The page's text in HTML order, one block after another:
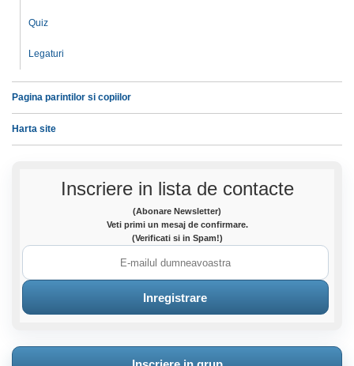
Quiz
Legaturi
Pagina parintilor si copiilor
Harta site
Inscriere in lista de contacte
(Abonare Newsletter)
Veti primi un mesaj de confirmare.
(Verificati si in Spam!)